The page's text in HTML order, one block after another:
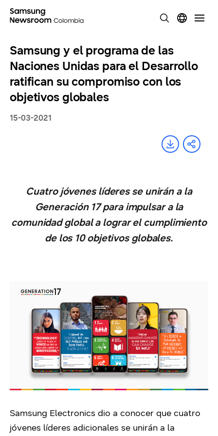
Samsung y el programa de las
Naciones Unidas para el Desarrollo
ratifican su compromiso con los
objetivos globales
15-03-2021
Cuatro jóvenes líderes se unirán a la
Generación 17 para impulsar a la
comunidad global a lograr el cumplimiento
de los 10 objetivos globales.
Samsung Electronics dio a conocer que cuatro
jóvenes líderes adicionales se unirán a la